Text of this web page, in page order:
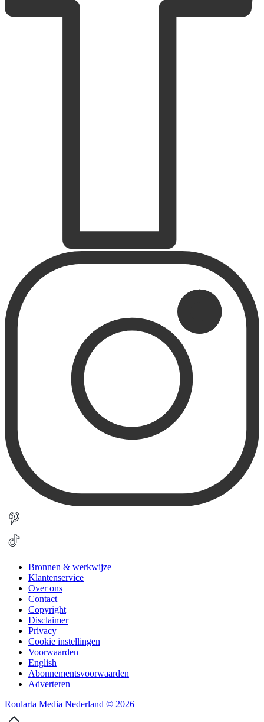
Bronnen & werkwijze
Klantenservice
Over ons
Contact
Copyright
Disclaimer
Privacy
Cookie instellingen
Voorwaarden
English
Abonnementsvoorwaarden
Adverteren
Roularta Media Nederland © 2026